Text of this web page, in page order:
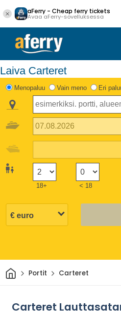
aFerry - Cheap ferry tickets
Avaa aFerry-sovelluksessa
Laiva Carteret
Menopaluu Vain meno Eri
18+ < 18
KotiinPortit Carteret
Carteret